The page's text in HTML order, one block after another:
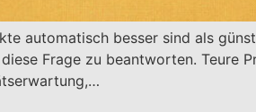
automatisch besser sind als
Frage zu beantworten. Teure